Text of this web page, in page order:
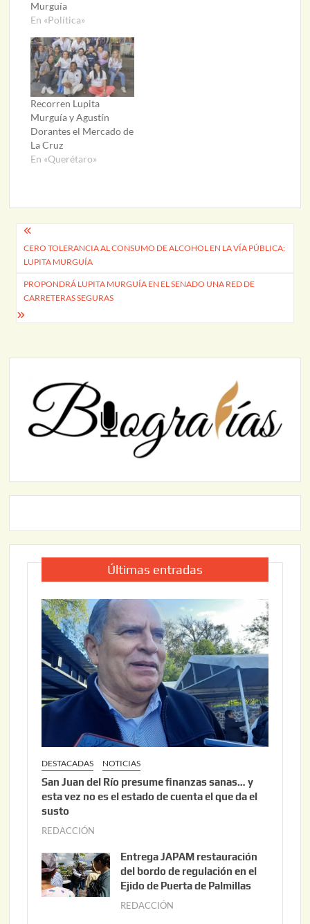
Murguía
En «Política»
Recorren Lupita
Murguía y Agustín
Dorantes el Mercado de
La Cruz
En «Querétaro»
Navegación
de
entradas
CERO TOLERANCIA AL CONSUMO DE ALCOHOL EN LA VÍA PÚBLICA:
LUPITA MURGUÍA
PROPONDRÁ LUPITA MURGUÍA EN EL SENADO UNA RED DE
CARRETERAS SEGURAS
Últimas entradas
DESTACADAS NOTICIAS
San Juan del Río presume finanzas sanas… y
esta vez no es el estado de cuenta el que da el
susto
REDACCIÓN
o
s
t
Entrega JAPAM restauración
del bordo de regulación en el
Ejido de Puerta de Palmillas
REDACCIÓN